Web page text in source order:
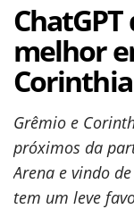
melhor
Grêmio e
próximos da
Arena e vindo
tem um leve